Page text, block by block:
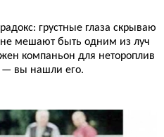
грустные глаза скрываю
не мешают быть одним из луч
компаньон для нетороплив
— вы нашли его.